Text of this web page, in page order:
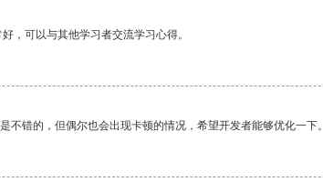
，可以与其他学习者交流学习心得。
不错的，但偶尔也会出现卡顿的情况，希望开发者能够优化一下。